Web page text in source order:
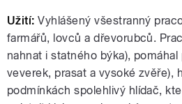
Užití: Vyhlášený všestranný
farmářů, lovců a dřevorubců.
nahnat i statného býka), pomáhal
veverek, prasat a vysoké zvěře),
podmínkách spolehlivý hlídač,